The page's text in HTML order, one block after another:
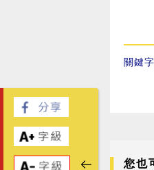
關鍵
您也